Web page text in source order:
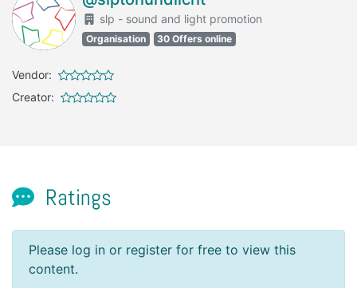
slp - sound and light promotion
Organisation 30 Offers online
Vendor:
Creator:
Ratings
Please log in or register for free to view this
content.